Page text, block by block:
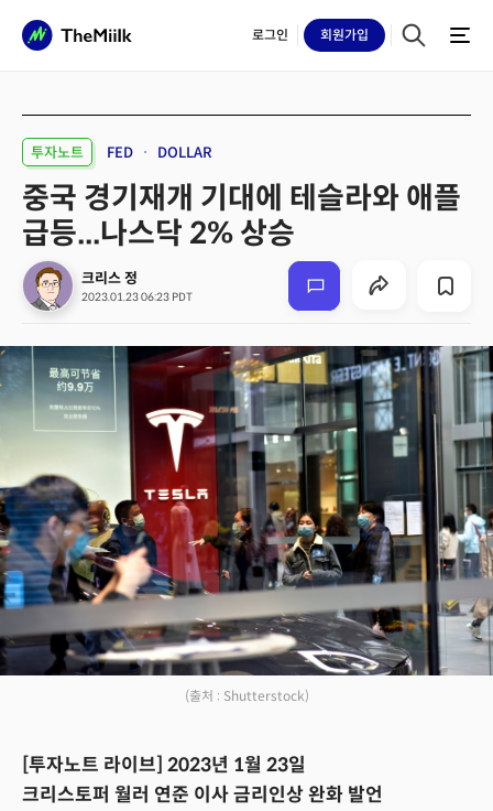
로그인 회원가입
투자노트 FED DOLLAR
중국 경기재개 기대에 테슬라와 애플
급등...나스닥 2% 상승
크리스 정
2023.01.23 06:23 PDT
(출처 : Shutterstock)
[투자노트 라이브] 2023년 1월 23일
크리스토퍼 월러 연준 이사 금리인상 완화 발언